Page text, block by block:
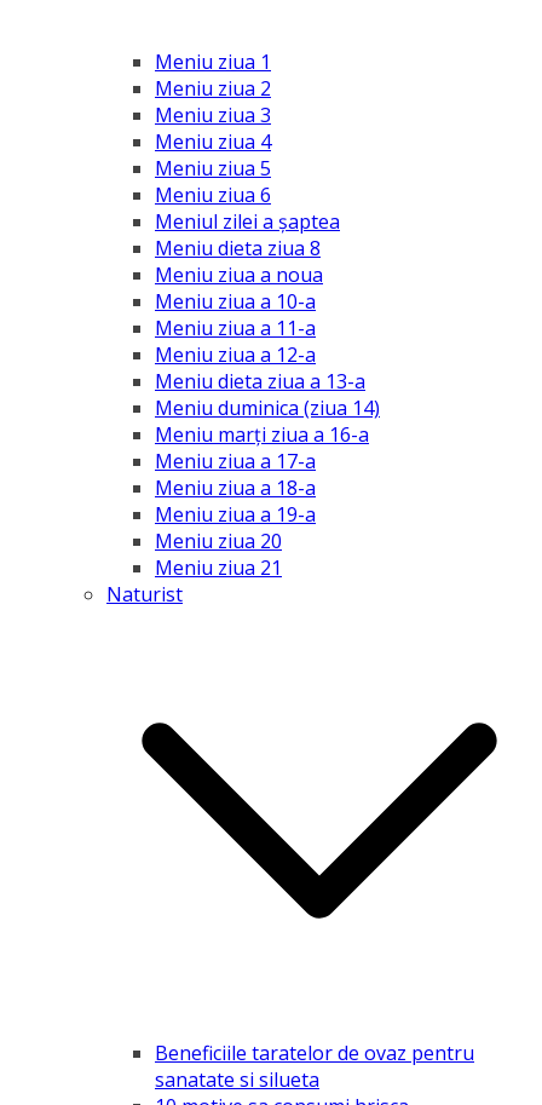
Meniu ziua 1
Meniu ziua 2
Meniu ziua 3
Meniu ziua 4
Meniu ziua 5
Meniu ziua 6
Meniul zilei a șaptea
Meniu dieta ziua 8
Meniu ziua a noua
Meniu ziua a 10-a
Meniu ziua a 11-a
Meniu ziua a 12-a
Meniu dieta ziua a 13-a
Meniu duminica (ziua 14)
Meniu marți ziua a 16-a
Meniu ziua a 17-a
Meniu ziua a 18-a
Meniu ziua a 19-a
Meniu ziua 20
Meniu ziua 21
Naturist
Beneficiile taratelor de ovaz pentru
sanatate si silueta